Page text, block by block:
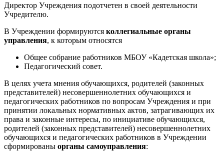
Директор Учреждения подотчетен в своей деятельности
Учредителю.
В Учреждении формируются коллегиальные органы
управления, к которым относятся
Общее собрание работников МБОУ «Кадетская школа»;
Педагогический совет.
В целях учета мнения обучающихся, родителей (законных
представителей) несовершеннолетних обучающихся и
педагогических работников по вопросам Учреждения и при
принятии локальных нормативных актов, затрагивающих их
права и законные интересы, по инициативе обучающихся,
родителей (законных представителей) несовершеннолетних
обучающихся и педагогических работников в Учреждении
сформированы органы самоуправления: